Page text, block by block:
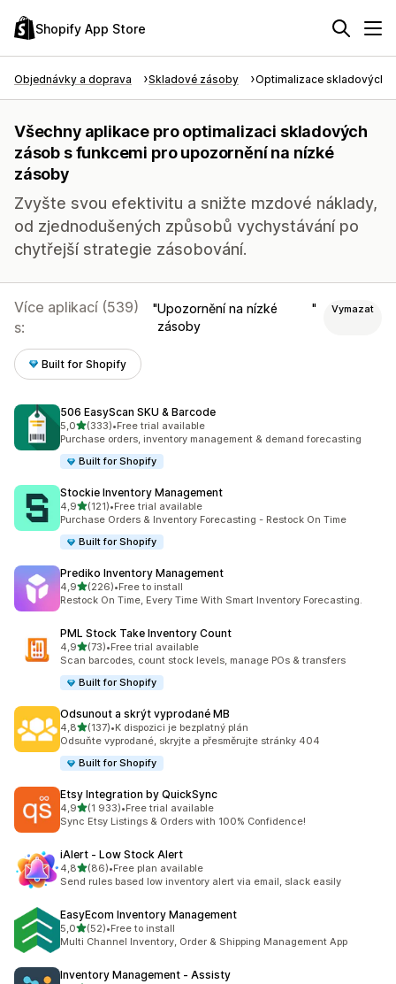
Shopify App Store
Objednávky a doprava Skladové zásoby Optimalizace skladových
Všechny aplikace pro optimalizaci skladových
zásob s funkcemi pro upozornění na nízké
zásoby
Zvyšte svou efektivitu a snižte mzdové náklady,
od zjednodušených způsobů vychystávání po
chytřejší strategie zásobování.
Více aplikací (539)
s:
Upozornění na nízké
zásoby
Vymazat
Built for Shopify
506 EasyScan SKU & Barcode
5,0z 5 hvězd
(333)
Celkový počet recenzí: 333
•Free trial available
Purchase orders, inventory management & demand forecasting
Built for Shopify
Stockie Inventory Management
4,9z 5 hvězd
(121)
Celkový počet recenzí: 121
•Free trial available
Purchase Orders & Inventory Forecasting - Restock On Time
Built for Shopify
Prediko Inventory Management
4,9z 5 hvězd
(226)
Celkový počet recenzí: 226
•Free to install
Restock On Time, Every Time With Smart Inventory Forecasting.
PML Stock Take Inventory Count
4,9z 5 hvězd
(73)
Celkový počet recenzí: 73
•Free trial available
Scan barcodes, count stock levels, manage POs & transfers
Built for Shopify
Odsunout a skrýt vyprodané MB
4,8z 5 hvězd
(137)
Celkový počet recenzí: 137
•K dispozici je bezplatný plán
Odsuňte vyprodané, skryjte a přesměrujte stránky 404
Built for Shopify
Etsy Integration by QuickSync
4,9z 5 hvězd
(1 933)
Celkový počet recenzí: 1933
•Free trial available
Sync Etsy Listings & Orders with 100% Confidence!
iAlert ‑ Low Stock Alert
4,8z 5 hvězd
(86)
Celkový počet recenzí: 86
•Free plan available
Send rules based low inventory alert via email, slack easily
EasyEcom Inventory Management
5,0z 5 hvězd
(52)
Celkový počet recenzí: 52
•Free to install
Multi Channel Inventory, Order & Shipping Management App
Inventory Management ‑ Assisty